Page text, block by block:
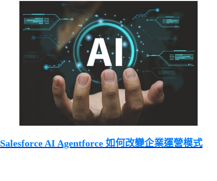
Salesforce AI Agentforce 如何改變企業運營模式